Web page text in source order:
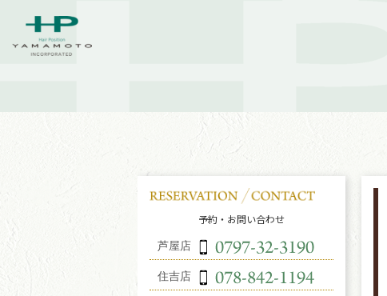
予約・お問い合わせ
芦屋店
住吉店